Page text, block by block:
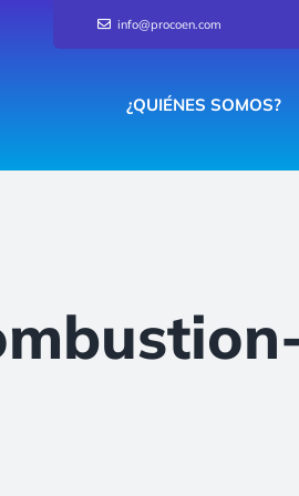
info@procoen.com
¿QUIÉNES SOMOS?